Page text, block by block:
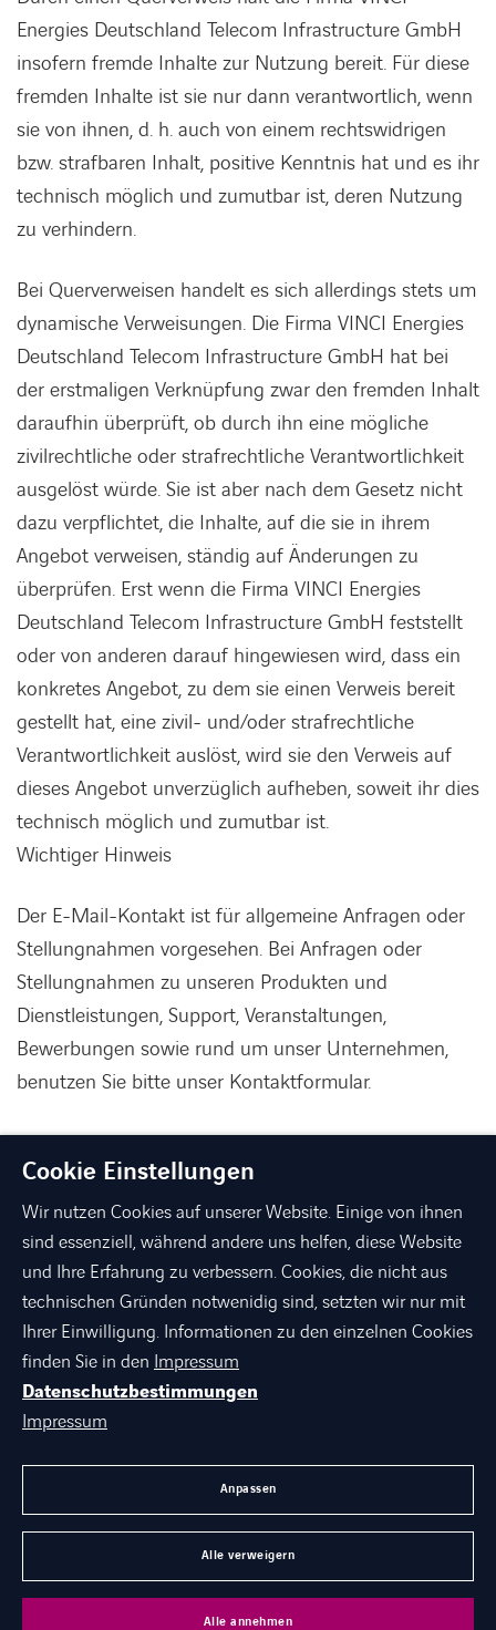
LINKEDIN
XING FACEBOOKINSTAGRAM
Energies Deutschland Telecom Infrastructure GmbH
insofern fremde Inhalte zur Nutzung bereit. Für diese
fremden Inhalte ist sie nur dann verantwortlich, wenn
sie von ihnen, d. h. auch von einem rechtswidrigen
bzw. strafbaren Inhalt, positive Kenntnis hat und es ihr
technisch möglich und zumutbar ist, deren Nutzung
zu verhindern.
Bei Querverweisen handelt es sich allerdings stets um
dynamische Verweisungen. Die Firma VINCI Energies
Deutschland Telecom Infrastructure GmbH hat bei
der erstmaligen Verknüpfung zwar den fremden Inhalt
daraufhin überprüft, ob durch ihn eine mögliche
zivilrechtliche oder strafrechtliche Verantwortlichkeit
ausgelöst würde. Sie ist aber nach dem Gesetz nicht
dazu verpflichtet, die Inhalte, auf die sie in ihrem
Angebot verweisen, ständig auf Änderungen zu
überprüfen. Erst wenn die Firma VINCI Energies
Deutschland Telecom Infrastructure GmbH feststellt
oder von anderen darauf hingewiesen wird, dass ein
konkretes Angebot, zu dem sie einen Verweis bereit
gestellt hat, eine zivil- und/oder strafrechtliche
Verantwortlichkeit auslöst, wird sie den Verweis auf
dieses Angebot unverzüglich aufheben, soweit ihr dies
technisch möglich und zumutbar ist.
Wichtiger Hinweis
Der E-Mail-Kontakt ist für allgemeine Anfragen oder
Stellungnahmen vorgesehen. Bei Anfragen oder
Stellungnahmen zu unseren Produkten und
Dienstleistungen, Support, Veranstaltungen,
Bewerbungen sowie rund um unser Unternehmen,
benutzen Sie bitte unser Kontaktformular.
linkedin
xing facebookinstagramyoutube
KARRIERE BEI AXIANS
Cookie Einstellungen
Wir nutzen Cookies auf unserer Website. Einige von ihnen
sind essenziell, während andere uns helfen, diese Website
und Ihre Erfahrung zu verbessern. Cookies, die nicht aus
technischen Gründen notwenidig sind, setzten wir nur mit
Ihrer Einwilligung. Informationen zu den einzelnen Cookies
finden Sie in den Impressum
Datenschutzbestimmungen
Impressum
Anpassen
Alle verweigern
Alle annehmen